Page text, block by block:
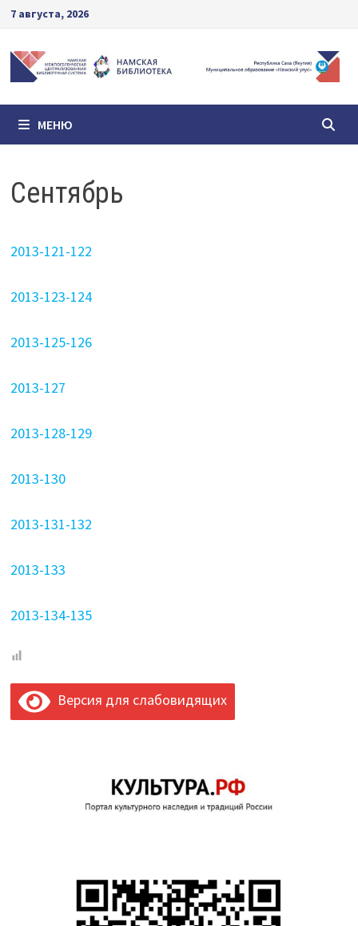
Перейти
содержимому
7 августа, 2026
МЕНЮ
Сентябрь
2013-121-122
2013-123-124
2013-125-126
2013-127
2013-128-129
2013-130
2013-131-132
2013-133
2013-134-135
Версия для слабовидящих